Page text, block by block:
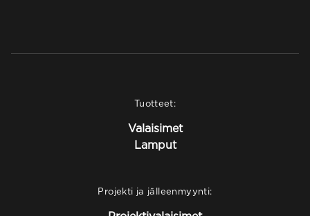
Tuotteet:
Valaisimet
Lamput
Projekti ja jälleenmyynti: